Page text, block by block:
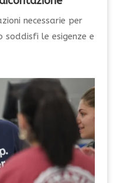
necessarie per
le esigenze e